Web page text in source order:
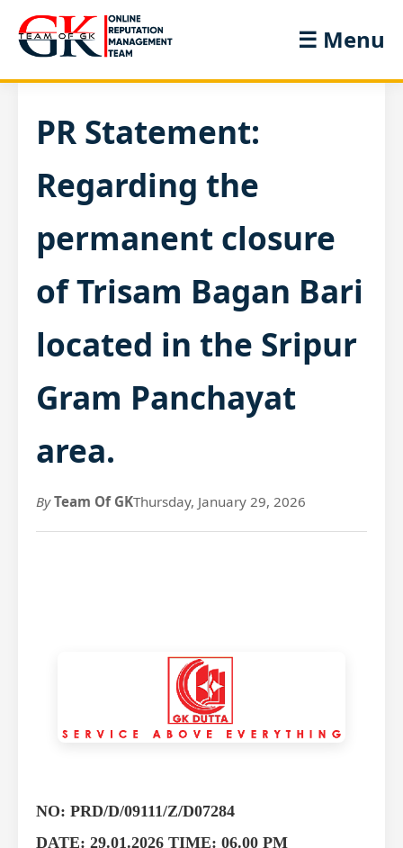
☰ Menu
PR Statement:
Regarding the
permanent closure
of Trisam Bagan Bari
located in the Sripur
Gram Panchayat
area.
By Team Of GKThursday, January 29, 2026
NO: PRD/D/09111/Z/D07284
DATE: 29.01.2026 TIME: 06.00 PM